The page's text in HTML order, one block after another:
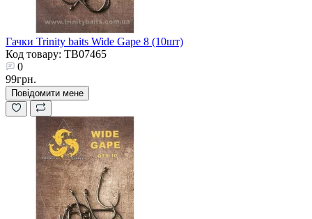
Гачки Trinity baits Wide Gape 8 (10шт)
Код товару: TB07465
0
99грн.
Повідомити мене